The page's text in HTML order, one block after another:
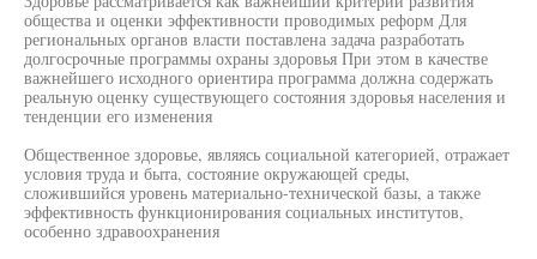
общества и оценки эффективности проводимых реформ Для
региональных органов власти поставлена задача разработать
долгосрочные программы охраны здоровья При этом в качестве
важнейшего исходного ориентира программа должна содержать
реальную оценку существующего состояния здоровья населения и
тенденции его изменения
Общественное здоровье, являясь социальной категорией, отражает
условия труда и быта, состояние окружающей среды,
сложившийся уровень материально-технической базы, а также
эффективность функционирования социальных институтов,
особенно здравоохранения